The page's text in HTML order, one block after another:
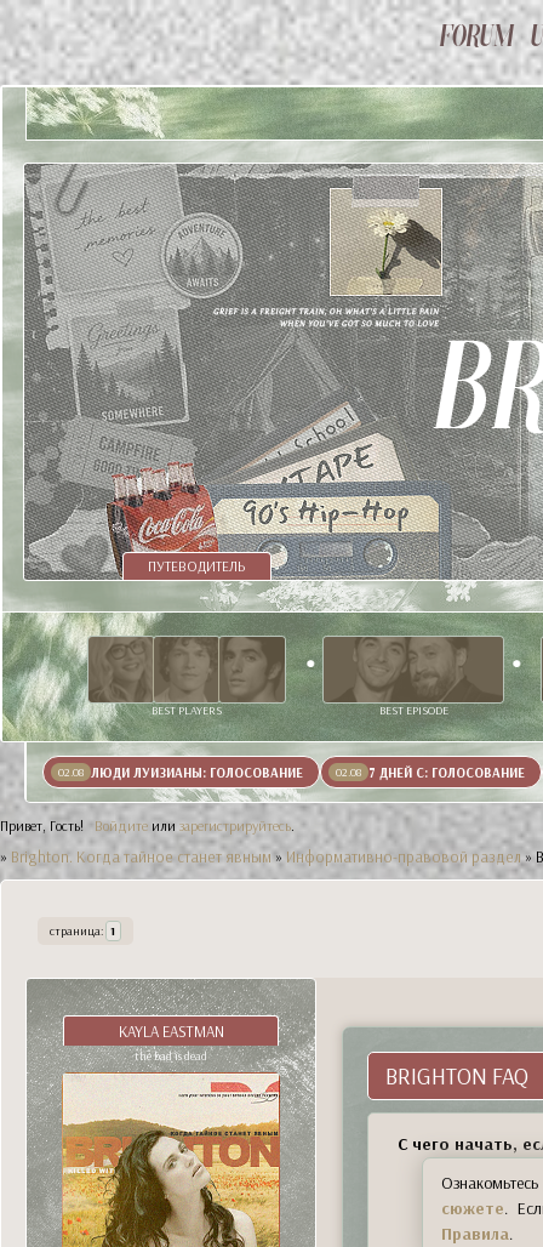
ПУТЕВОДИТЕЛЬ
BEST PLAYERS BEST EPISODE
02.08 ЛЮДИ ЛУИЗИАНЫ: ГОЛОСОВАНИЕ 02.08 7 ДНЕЙ С: ГОЛОСОВАНИЕ
Привет, Гость! Войдите или зарегистрируйтесь.
» Brighton. Когда тайное станет явным » Информативно-правовой раздел »
страница: 1
KAYLA EASTMAN
the bad is dead
BRIGHTON FAQ
С чего начать,
сюжете.
Правила.